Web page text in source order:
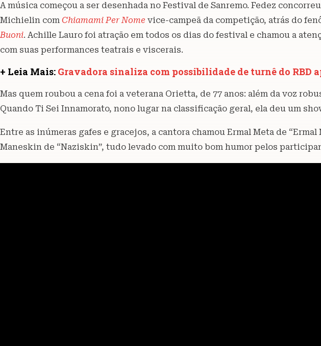
A música começou a ser desenhada no Festival de Sanremo. Fedez
Michielin com Chiamami Per Nome vice-campeã da competição, atrás do
Buoni. Achille Lauro foi atração em todos os dias do festival e chamou a
com suas performances teatrais e viscerais.
+ Leia Mais: Gravadora sinaliza com possibilidade de turnê do RBD
Mas quem roubou a cena foi a veterana Orietta, de 77 anos: além da voz
Quando Ti Sei Innamorato, nono lugar na classificação geral, ela deu um
Entre as inúmeras gafes e gracejos, a cantora chamou Ermal Meta de “Ermal
Maneskin de “Naziskin”, tudo levado com muito bom humor pelos